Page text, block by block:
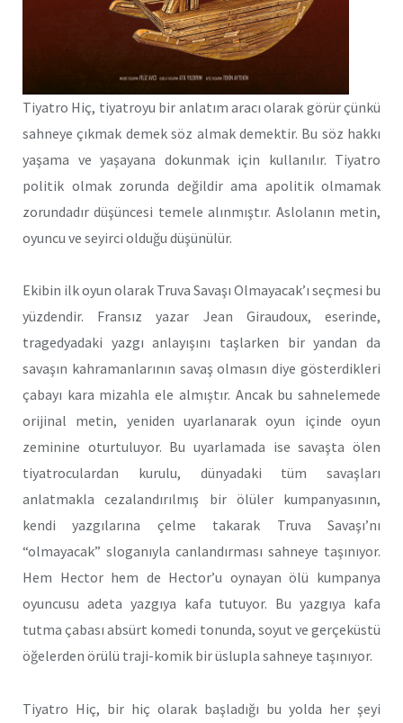
Tiyatro Hiç, tiyatroyu bir anlatım aracı olarak görür çünkü
sahneye çıkmak demek söz almak demektir. Bu söz hakkı
yaşama ve yaşayana dokunmak için kullanılır. Tiyatro
politik olmak zorunda değildir ama apolitik olmamak
zorundadır düşüncesi temele alınmıştır. Aslolanın metin,
oyuncu ve seyirci olduğu düşünülür.
Ekibin ilk oyun olarak Truva Savaşı Olmayacak’ı seçmesi bu
yüzdendir. Fransız yazar Jean Giraudoux, eserinde,
tragedyadaki yazgı anlayışını taşlarken bir yandan da
savaşın kahramanlarının savaş olmasın diye gösterdikleri
çabayı kara mizahla ele almıştır. Ancak bu sahnelemede
orijinal metin, yeniden uyarlanarak oyun içinde oyun
zeminine oturtuluyor. Bu uyarlamada ise savaşta ölen
tiyatroculardan kurulu, dünyadaki tüm savaşları
anlatmakla cezalandırılmış bir ölüler kumpanyasının,
kendi yazgılarına çelme takarak Truva Savaşı’nı
“olmayacak” sloganıyla canlandırması sahneye taşınıyor.
Hem Hector hem de Hector’u oynayan ölü kumpanya
oyuncusu adeta yazgıya kafa tutuyor. Bu yazgıya kafa
tutma çabası absürt komedi tonunda, soyut ve gerçeküstü
öğelerden örülü traji-komik bir üslupla sahneye taşınıyor.
Tiyatro Hiç, bir hiç olarak başladığı bu yolda her şeyi